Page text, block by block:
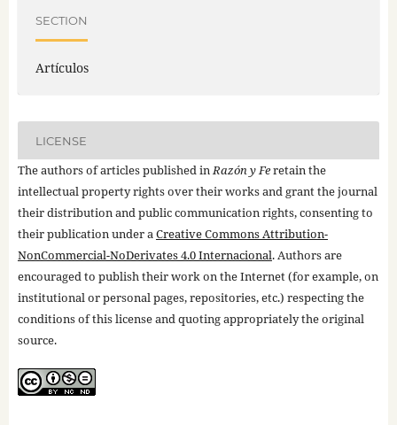
SECTION
Artículos
LICENSE
The authors of articles published inRazón y Feretain the
intellectual property rights over their works and grant the journal
their distribution and public communication rights, consenting to
their publication under aCreative Commons Attribution-
NonCommercial-NoDerivates 4.0 Internacional. Authors are
encouraged to publish their work on the Internet (for example, on
institutional or personal pages, repositories, etc.) respecting the
conditions of this license and quoting appropriately the original
source.